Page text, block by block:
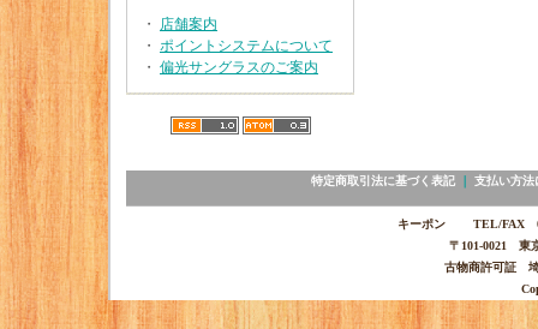
・ 店舗案内
・ ポイントシステムについて
・ 偏光サングラスのご案内
特定商取引法に基づく表記｜ 支払い方法
キーポン TEL/FAX
〒101-0021 東
古物商許可証